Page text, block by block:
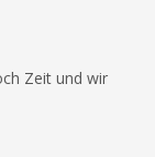
Zeit und wir